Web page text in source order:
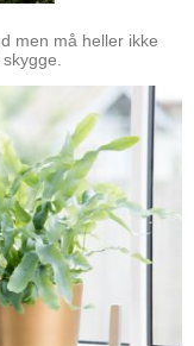
men må heller ikke